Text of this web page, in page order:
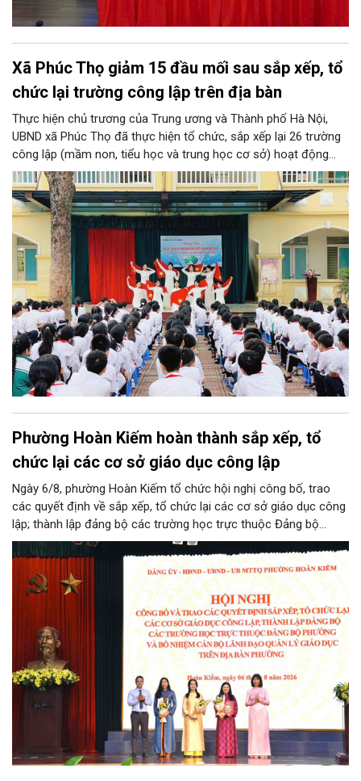
Xã Phúc Thọ giảm 15 đầu mối sau sắp xếp, tổ
chức lại trường công lập trên địa bàn
Thực hiện chủ trương của Trung ương và Thành phố Hà Nội,
UBND xã Phúc Thọ đã thực hiện tổ chức, sắp xếp lại 26 trường
công lập (mầm non, tiểu học và trung học cơ sở) hoạt động
độc lập thành 11 trường. Sau khi sắp xếp, xã Phúc Thọ giảm 15
đầu mối đơn vị, tỷ lệ tinh gọn đạt 57,69%.
Phường Hoàn Kiếm hoàn thành sắp xếp, tổ
chức lại các cơ sở giáo dục công lập
Ngày 6/8, phường Hoàn Kiếm tổ chức hội nghị công bố, trao
các quyết định về sắp xếp, tổ chức lại các cơ sở giáo dục công
lập; thành lập đảng bộ các trường học trực thuộc Đảng bộ
phường, chỉ định các đồng chí tham gia cấp ủy, Bí thư, Phó Bí
thư Đảng ủy, bổ nhiệm cán bộ lãnh đạo, quản lý giáo dục.